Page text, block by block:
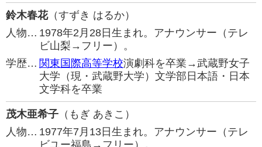
鈴木春花（すずき はるか）
人物… 1978年2月28日生まれ。アナウンサー（テレ
ビ山梨→フリー）。
学歴… 関東国際高等学校演劇科を卒業→武蔵野女子
大学（現・武蔵野大学）文学部日本語・日本
文学科を卒業
茂木亜希子 （もぎ あきこ）
人物… 1977年7月13日生まれ。アナウンサー（テレ
ビユー福島→フリー）。